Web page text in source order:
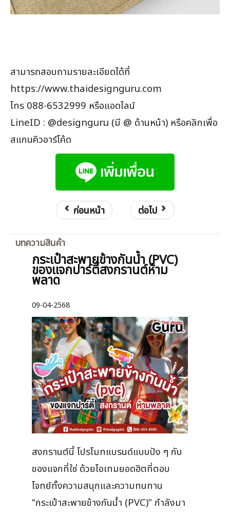
สามารถสอบถามรายละเอียดได้ที่
https://www.thaidesignguru.com
โทร 088-6532999 หรือแอดไลน์
LineID : @designguru (มี @ ด้านหน้า) หรือคลิกเพื่อ
สแกนคิวอาร์โค้ด
ก่อนหน้า ต่อไป
บทความสินค้า
กระเป๋าสะพายข้างกันน้ำ (PVC)
ของแจกปาร์ตี้สงกรานต์ห้าม
พลาด
09-04-2568
สงกรานต์นี้ โปรโมทแบรนด์แบบปัง ๆ กับ
ของแจกที่ใช่ ด้วยไอเทมยอดฮิตที่ตอบ
โจทย์ทั้งความสนุกและความทนทาน
“กระเป๋าสะพายข้างกันน้ำ (PVC)” กำลังมา